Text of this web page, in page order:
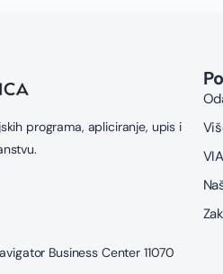
programa, apliciranje, upis i
Business Center 11070